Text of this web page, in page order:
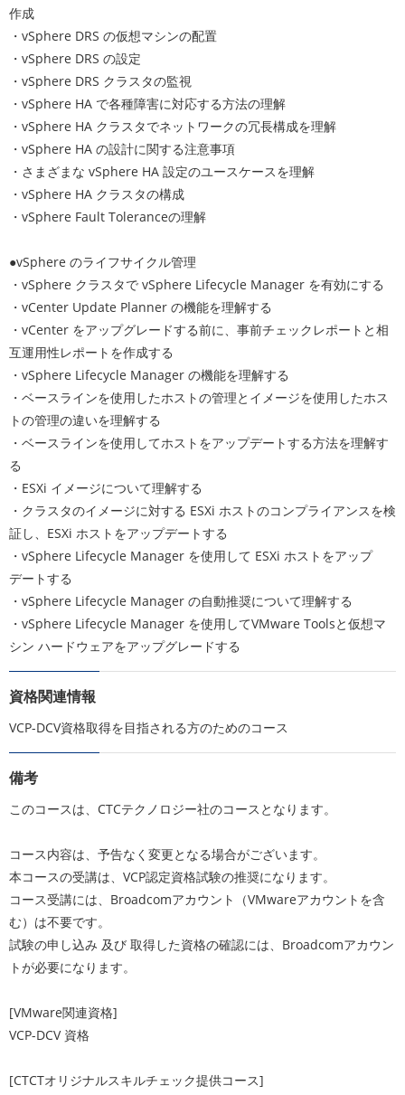
作成
・vSphere DRS の仮想マシンの配置
・vSphere DRS の設定
・vSphere DRS クラスタの監視
・vSphere HA で各種障害に対応する方法の理解
・vSphere HA クラスタでネットワークの冗長構成を理解
・vSphere HA の設計に関する注意事項
・さまざまな vSphere HA 設定のユースケースを理解
・vSphere HA クラスタの構成
・vSphere Fault Toleranceの理解
●vSphere のライフサイクル管理
・vSphere クラスタで vSphere Lifecycle Manager を有効にする
・vCenter Update Planner の機能を理解する
・vCenter をアップグレードする前に、事前チェックレポートと相
互運用性レポートを作成する
・vSphere Lifecycle Manager の機能を理解する
・ベースラインを使用したホストの管理とイメージを使用したホス
トの管理の違いを理解する
・ベースラインを使用してホストをアップデートする方法を理解す
る
・ESXi イメージについて理解する
・クラスタのイメージに対する ESXi ホストのコンプライアンスを検
証し、ESXi ホストをアップデートする
・vSphere Lifecycle Manager を使用して ESXi ホストをアップ
デートする
・vSphere Lifecycle Manager の自動推奨について理解する
・vSphere Lifecycle Manager を使用してVMware Toolsと仮想マ
シン ハードウェアをアップグレードする
資格関連情報
VCP-DCV資格取得を目指される方のためのコース
備考
このコースは、CTCテクノロジー社のコースとなります。
コース内容は、予告なく変更となる場合がございます。
本コースの受講は、VCP認定資格試験の推奨になります。
コース受講には、Broadcomアカウント（VMwareアカウントを含
む）は不要です。
試験の申し込み 及び 取得した資格の確認には、Broadcomアカウン
トが必要になります。
[VMware関連資格]
VCP-DCV 資格
[CTCTオリジナルスキルチェック提供コース]